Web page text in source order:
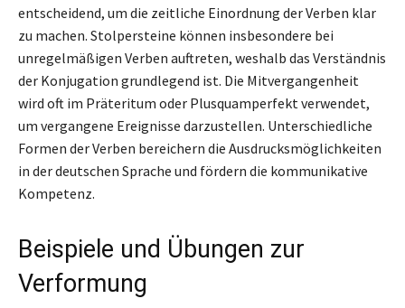
entscheidend, um die zeitliche Einordnung der Verben klar
zu machen. Stolpersteine können insbesondere bei
unregelmäßigen Verben auftreten, weshalb das Verständnis
der Konjugation grundlegend ist. Die Mitvergangenheit
wird oft im Präteritum oder Plusquamperfekt verwendet,
um vergangene Ereignisse darzustellen. Unterschiedliche
Formen der Verben bereichern die Ausdrucksmöglichkeiten
in der deutschen Sprache und fördern die kommunikative
Kompetenz.
Beispiele und Übungen zur
Verformung